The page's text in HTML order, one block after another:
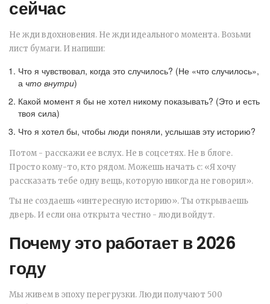
сейчас
Не жди вдохновения. Не жди идеального момента. Возьми
лист бумаги. И напиши:
Что я чувствовал, когда это случилось? (Не «что случилось»,
а что внутри)
Какой момент я бы не хотел никому показывать? (Это и есть
твоя сила)
Что я хотел бы, чтобы люди поняли, услышав эту историю?
Потом - расскажи ее вслух. Не в соцсетях. Не в блоге.
Просто кому-то, кто рядом. Можешь начать с: «Я хочу
рассказать тебе одну вещь, которую никогда не говорил».
Ты не создаешь «интересную историю». Ты открываешь
дверь. И если она открыта честно - люди войдут.
Почему это работает в 2026
году
Мы живем в эпоху перегрузки. Люди получают 500